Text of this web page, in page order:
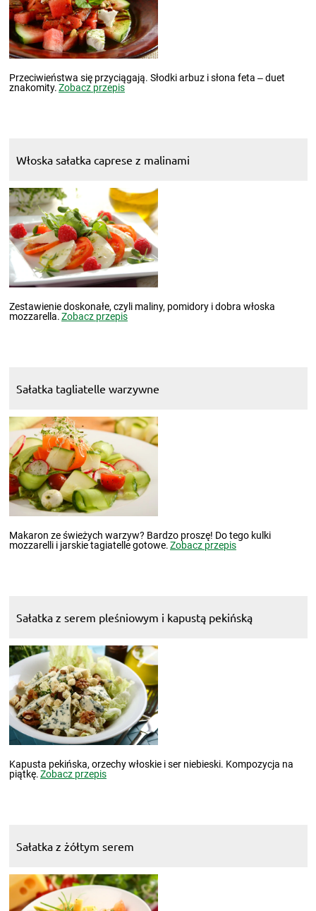
Przeciwieństwa się przyciągają. Słodki arbuz i słona feta ‒ duet
znakomity.Zobacz przepis
Włoska sałatka caprese z malinami
Zestawienie doskonałe, czyli maliny, pomidory i dobra włoska
mozzarella.Zobacz przepis
Sałatka tagliatelle warzywne
Makaron ze świeżych warzyw? Bardzo proszę! Do tego kulki
mozzarelli i jarskie tagiatelle gotowe.Zobacz przepis
Sałatka z serem pleśniowym i kapustą pekińską
Kapusta pekińska, orzechy włoskie i ser niebieski. Kompozycja na
piątkę.Zobacz przepis
Sałatka z żółtym serem